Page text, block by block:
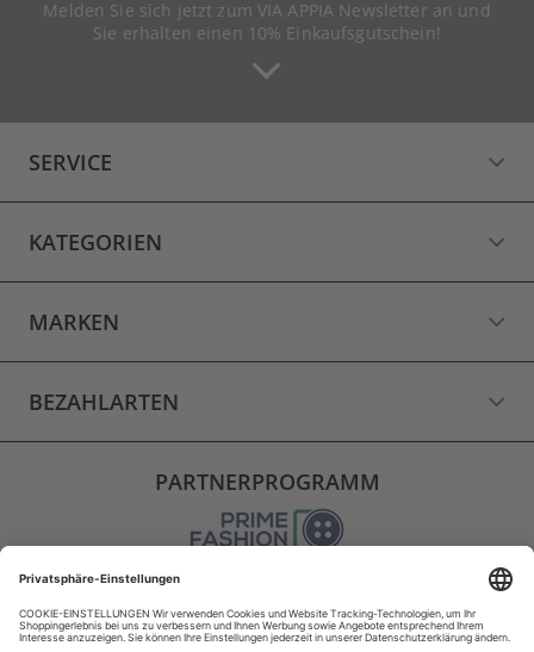
Melden Sie sich jetzt zum VIA APPIA Newsletter an und
Sie erhalten einen 10% Einkaufsgutschein!
SERVICE
KATEGORIEN
MARKEN
BEZAHLARTEN
PARTNERPROGRAMM